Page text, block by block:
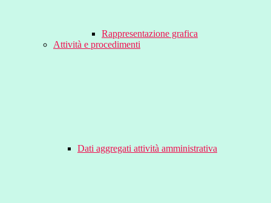
Rappresentazione grafica
Attività e procedimenti
Dati aggregati attività amministrativa